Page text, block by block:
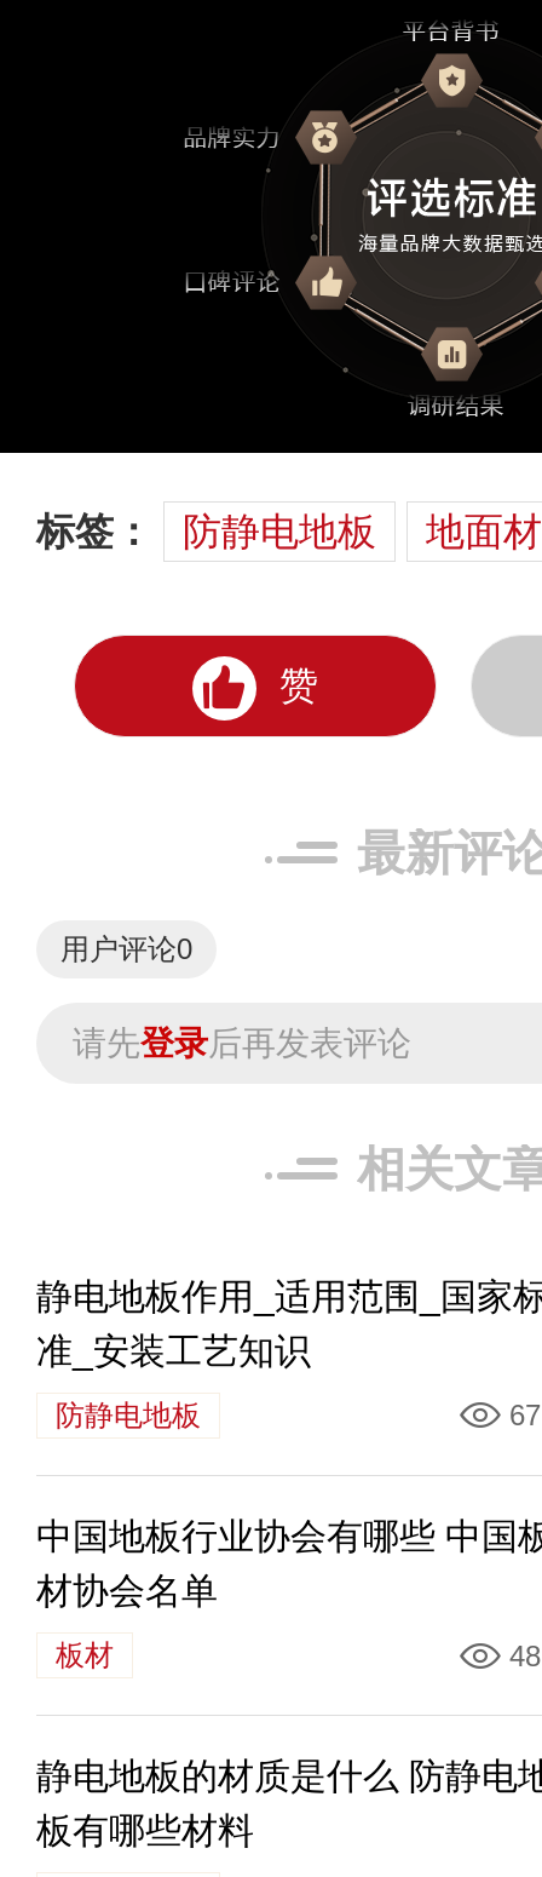
标签： 防静电地板 地面
赞
最新评
用户评论0
请先登录后再发表评论
相关文
静电地板作用_适用范围_国家
准_安装工艺知识
防静电地板
中国地板行业协会有哪些 中国
材协会名单
板材
静电地板的材质是什么 防静电
板有哪些材料